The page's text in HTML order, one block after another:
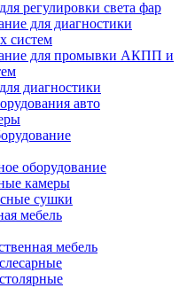
регулировки света фар
для диагностики
систем
для промывки АКПП и
диагностики
авто
оборудование
камеры
сушки
мебель
мебель